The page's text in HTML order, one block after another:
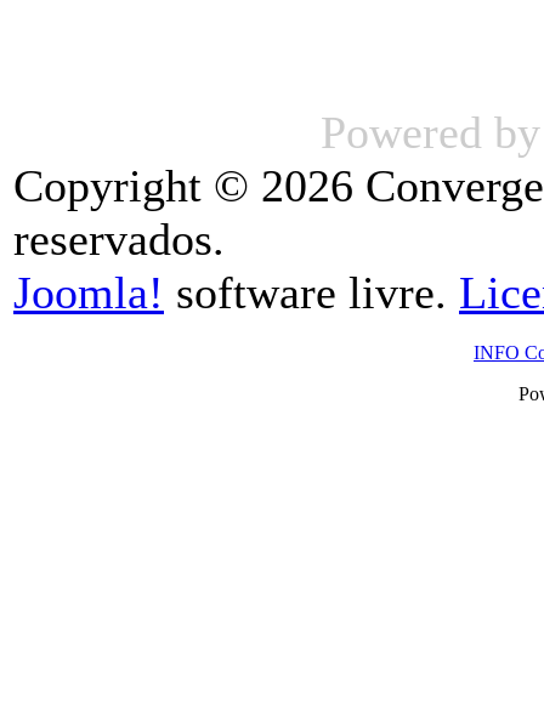
Powered
Copyright © 2026
reservados.
Joomla! software livre.
INFO